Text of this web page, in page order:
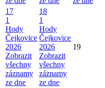
17
1
Hody
Čejkovice
2026
Zobrazit
všechny
záznamy
ze dne
18
1
Hody
Čejkovice
2026
Zobrazit
všechny
záznamy
ze dne
19